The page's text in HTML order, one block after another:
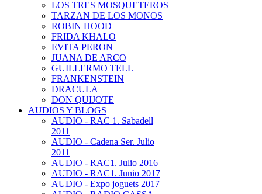
LOS TRES MOSQUETEROS
TARZAN DE LOS MONOS
ROBIN HOOD
FRIDA KHALO
EVITA PERON
JUANA DE ARCO
GUILLERMO TELL
FRANKENSTEIN
DRACULA
DON QUIJOTE
AUDIOS Y BLOGS
AUDIO - RAC 1. Sabadell
2011
AUDIO - Cadena Ser. Julio
2011
AUDIO - RAC1. Julio 2016
AUDIO - RAC1. Junio 2017
AUDIO - Expo joguets 2017